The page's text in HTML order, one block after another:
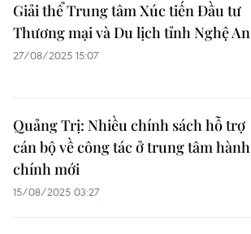
Giải thể Trung tâm Xúc tiến Đầu tư
Thương mại và Du lịch tỉnh Nghệ An
27/08/2025 15:07
Quảng Trị: Nhiều chính sách hỗ trợ
cán bộ về công tác ở trung tâm hành
chính mới
15/08/2025 03:27